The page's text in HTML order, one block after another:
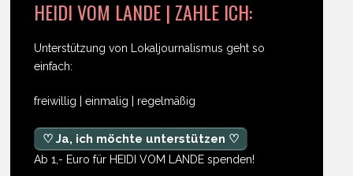
HEIDI VOM LANDE | ZAHLE ICH:
Unterstützung von Lokaljournalismus geht so
einfach:
freiwillig | einmalig | regelmäßig
♡ Ja, ich möchte unterstützen ♡
Ab 1,- Euro für HEIDI VOM LANDE spenden!